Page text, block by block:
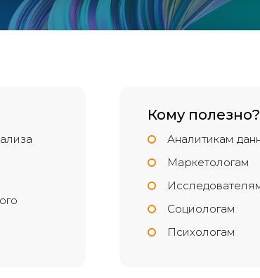
Кому полезно?
Аналитикам
Маркетологам
Социологам
Психологам